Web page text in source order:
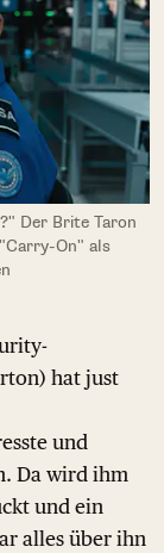
Der Brite Taron
On" als
hat just
und
Da wird ihm
und ein
alles über ihn